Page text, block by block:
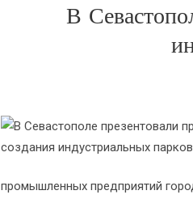
В
промышленных предприятий